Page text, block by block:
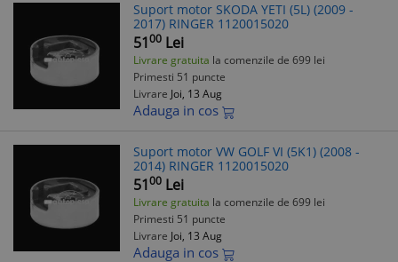
Suport motor SKODA YETI (5L) (2009 -
2017) RINGER 1120015020
5100 Lei
Livrare gratuita la comenzile de 699 lei
Primesti 51 puncte
Livrare Joi, 13 Aug
Adauga in cos
Suport motor VW GOLF VI (5K1) (2008 -
2014) RINGER 1120015020
5100 Lei
Livrare gratuita la comenzile de 699 lei
Primesti 51 puncte
Livrare Joi, 13 Aug
Adauga in cos